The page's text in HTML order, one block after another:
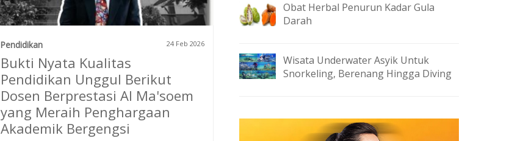
Pendidikan 24 Feb 2026
Bukti Nyata Kualitas
Pendidikan Unggul Berikut
Dosen Berprestasi Al Ma'soem
yang Meraih Penghargaan
Akademik Bergengsi
Obat Herbal Penurun Kadar Gula
Darah
Wisata Underwater Asyik Untuk
Snorkeling, Berenang Hingga Diving